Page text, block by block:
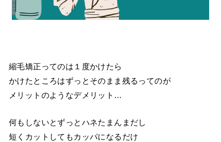
縮毛矯正ってのは１度かけたら
かけたところはずっとそのまま残るってのが
メリットのようなデメリット…
何もしないとずっとハネたまんまだし
短くカットしてもカッパになるだけ